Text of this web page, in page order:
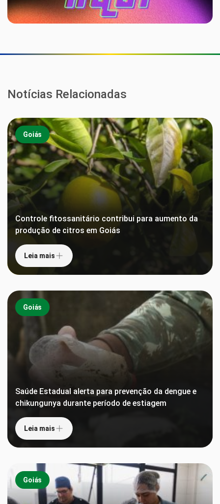
Notícias Relacionadas
Goiás
Controle fitossanitário contribui para aumento da
produção de citros em Goiás
Leia mais
Goiás
Saúde Estadual alerta para prevenção da dengue e
chikungunya durante período de estiagem
Leia mais
Goiás